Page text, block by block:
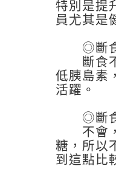
特別是提
員尤其是
◎斷食
斷食不
低胰島素
活躍。
◎斷食
不會，
糖，所以
到這點比